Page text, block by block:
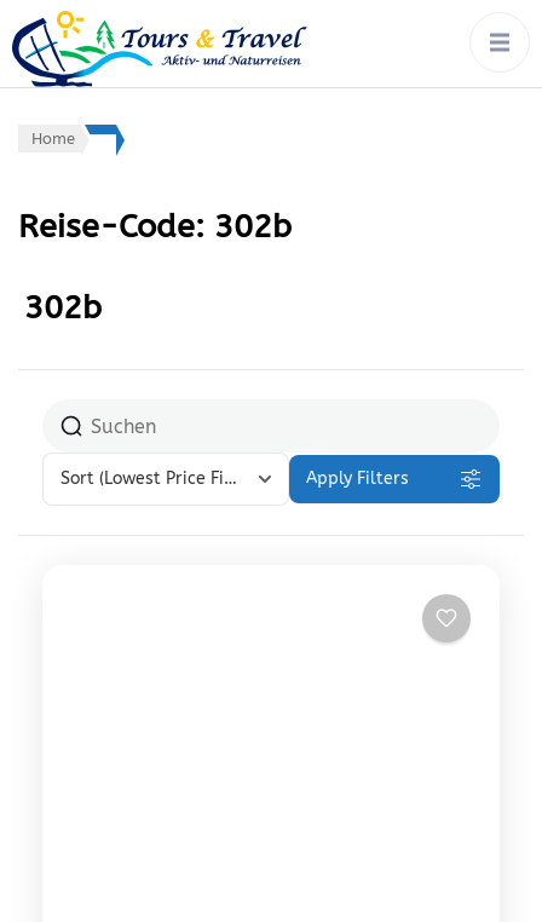
aktiv- &
Rad, Wandern, Wasser,
Gepäcktransport
Home
Reise-Code: 302b
302b
Sort (Lowest Price First) Apply Filters